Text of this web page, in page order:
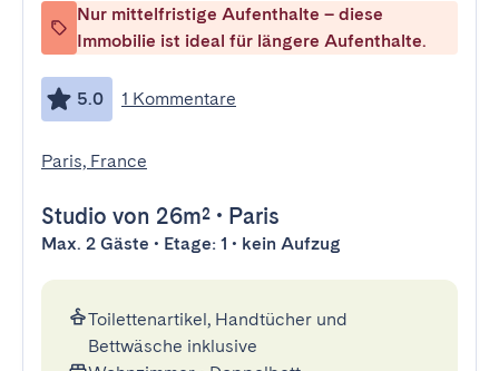
Nur mittelfristige Aufenthalte – diese
Immobilie ist ideal für längere Aufenthalte.
5.0 1 Kommentare
Paris, France
Studio von 26m² • Paris
Max. 2 Gäste • Etage: 1 • kein Aufzug
Toilettenartikel, Handtücher und
Bettwäsche inklusive